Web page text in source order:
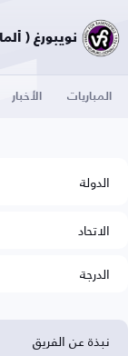
نويبورغ ( ألمانيا )
المباريات الأخبار
الدولة
الاتحاد
الدرجة
نبذة عن الفريق